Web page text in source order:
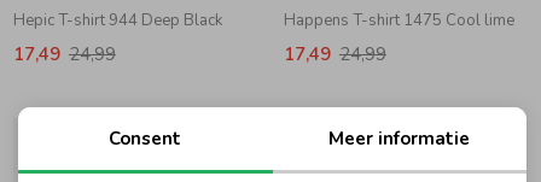
Hepic T-shirt 944 Deep Black
17,49 24,99
Happens T-shirt 1475 Cool lime
17,49 24,99
Consent Meer informatie